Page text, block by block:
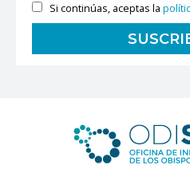
Si continúas, aceptas la